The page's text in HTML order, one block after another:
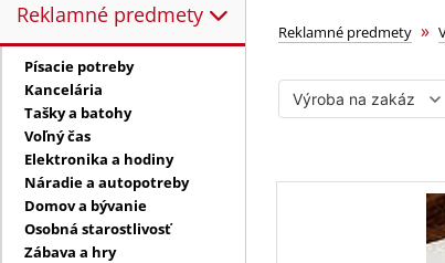
Reklamné predmety
Reklamné predmety:
Písacie potreby
Kancelária
Tašky a batohy
Voľný čas
Elektronika a hodiny
Náradie a autopotreby
Domov a bývanie
Osobná starostlivosť
Zábava a hry
rozetky a
Reklamné predmety »